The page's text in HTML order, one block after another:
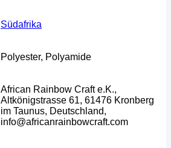
Südafrika
Polyester, Polyamide
African Rainbow Craft e.K.,
Altkönigstrasse 61, 61476 Kronberg
im Taunus, Deutschland,
info@africanrainbowcraft.com